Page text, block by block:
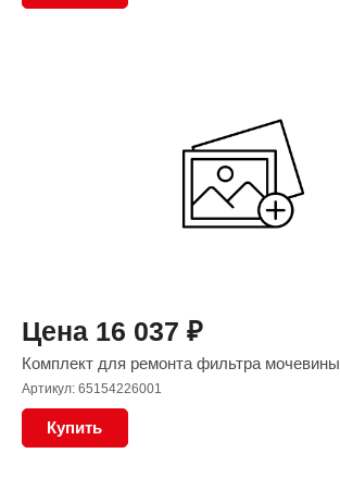
Цена 16 037 ₽
Комплект для ремонта фильтра мочевины
Артикул: 65154226001
Купить